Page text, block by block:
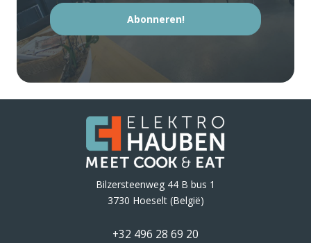
Abonneren!
Bilzersteenweg 44 B bus 1
3730 Hoeselt (België)
+32 496 28 69 20